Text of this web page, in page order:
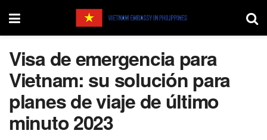
Visa de emergencia para
Vietnam: su solución para
planes de viaje de último
minuto 2023